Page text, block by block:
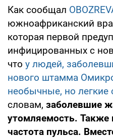
Как сообщал
южноафриканский
которая первой
инфицированных с
что у людей,
нового штамма
необычные, но
словам, заболевшие
утомляемость.
частота пульса.